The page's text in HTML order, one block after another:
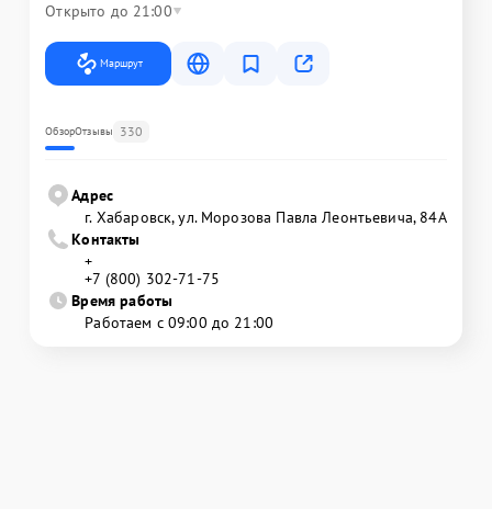
Открыто до 21:00
Маршрут
ОбзорОтзывы 330
Адрес
г. Хабаровск, ул. Морозова Павла Леонтьевича, 84А
Контакты
+
+7 (800) 302-71-75
Время работы
Работаем с 09:00 до 21:00